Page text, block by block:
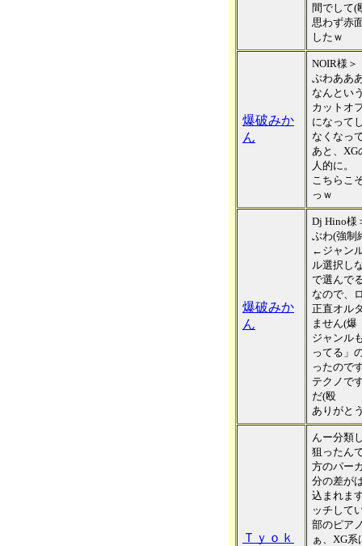
間でして(
思わず赤
したｗ
爆破みか
ん
NOIR様＞
ぶわああ
なんとい
カットオ
になって
なくなっ
あと、XG
人的に。
こちらこ
っｗ
爆破みか
ん
Dj Hino様
ぶわ(強制
←ジャン
ル選択し
で選んで
なので、
正直オル
ません(爆
ジャンル
ってる」
ったので
テクノで
だ(殴
ありがと
Ｔｙｏｋ
んー分類
狙ったん
方のパー
分の差が
込まれま
ッチして
部のピア
ぁ、XG